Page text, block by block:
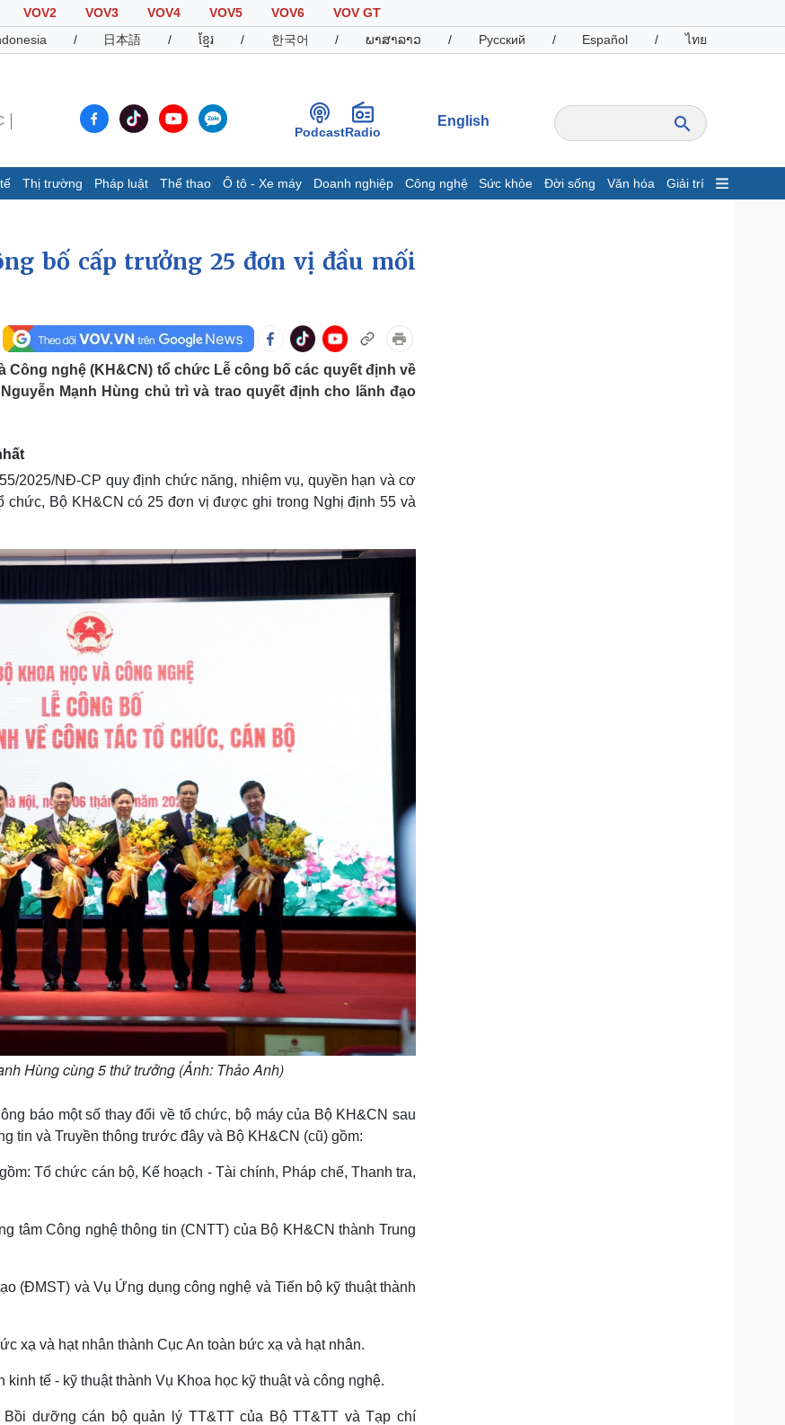
VOV2 VOV3 VOV4 VOV5 VOV6
VOV GT
/ 日本語 / ខ្មែរ / 한국어 / ພາສາລາວ / Русский / Español / ไทย
PodcastRadio
English
Thị trường Pháp luật Thể thao Ô tô - Xe máy Doanh nghiệp Công nghệ Sức khỏe Đời sống Văn hóa Giải trí
Cuộc sống đó đây
Ảnh
Khởi nghiệp
Thể thao
Bóng đá
eSports
Ô tô - Xe máy
Ô tô
Doanh nghiệp
Thông tin doanh nghiệp
Văn hóa
Âm nhạc
Giải trí
Sao Việt
Du lịch
check-in
bố cấp trưởng 25 đơn vị đầu mối
Công nghệ (KH&CN) tổ chức Lễ công bố các quyết định về
Mạnh Hùng chủ trì và trao quyết định cho lãnh đạo
2025/NĐ-CP quy định chức năng, nhiệm vụ, quyền hạn và cơ
chức, Bộ KH&CN có 25 đơn vị được ghi trong Nghị định 55 và
Hùng cùng 5 thứ trưởng (Ảnh: Thảo Anh)
báo một số thay đổi về tổ chức, bộ máy của Bộ KH&CN sau
tin và Truyền thông trước đây và Bộ KH&CN (cũ) gồm:
Tổ chức cán bộ, Kế hoạch - Tài chính, Pháp chế, Thanh tra,
tâm Công nghệ thông tin (CNTT) của Bộ KH&CN thành Trung
(ĐMST) và Vụ Ứng dụng công nghệ và Tiến bộ kỹ thuật thành
xạ và hạt nhân thành Cục An toàn bức xạ và hạt nhân.
tế - kỹ thuật thành Vụ Khoa học kỹ thuật và công nghệ.
dưỡng cán bộ quản lý TT&TT của Bộ TT&TT và Tạp chí